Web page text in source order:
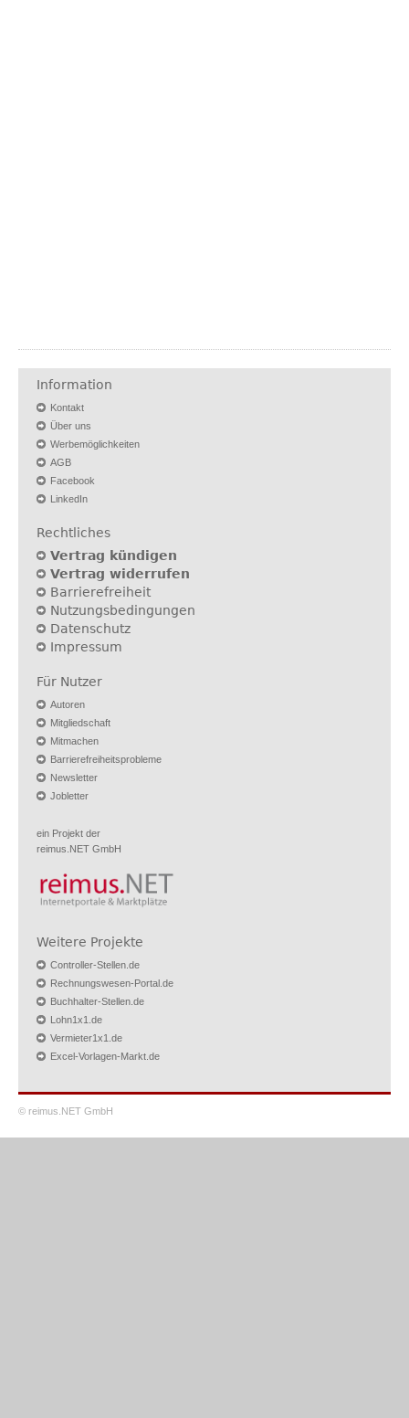
Information
Kontakt
Über uns
Werbemöglichkeiten
AGB
Facebook
LinkedIn
Rechtliches
Vertrag kündigen
Vertrag widerrufen
Barrierefreiheit
Nutzungsbedingungen
Datenschutz
Impressum
Für Nutzer
Autoren
Mitgliedschaft
Mitmachen
Barrierefreiheitsprobleme
Newsletter
Jobletter
ein Projekt der
reimus.NET GmbH
Weitere Projekte
Controller-Stellen.de
Rechnungswesen-Portal.de
Buchhalter-Stellen.de
Lohn1x1.de
Vermieter1x1.de
Excel-Vorlagen-Markt.de
© reimus.NET GmbH